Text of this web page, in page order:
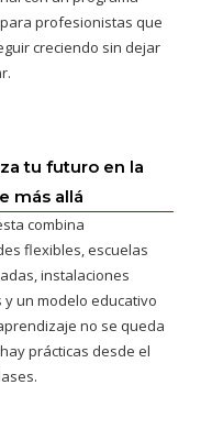
profesionistas que
creciendo sin dejar
tu futuro en la
más allá
combina
flexibles, escuelas
instalaciones
y un modelo educativo
no se queda
prácticas desde el